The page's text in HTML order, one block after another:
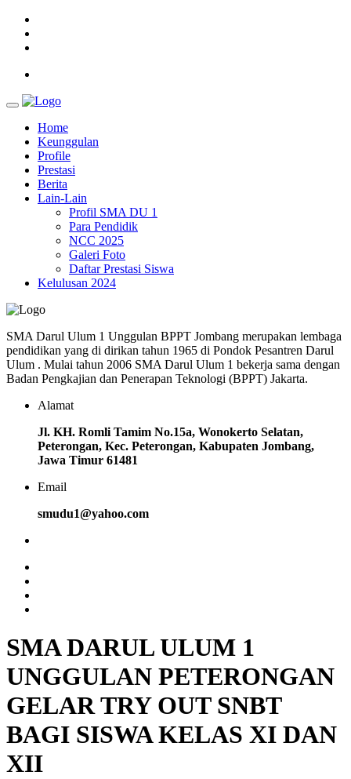
Home
Keunggulan
Profile
Prestasi
Berita
Lain-Lain
Profil SMA DU 1
Para Pendidik
NCC 2025
Galeri Foto
Daftar Prestasi Siswa
Kelulusan 2024
SMA Darul Ulum 1 Unggulan BPPT Jombang merupakan lembaga
pendidikan yang di dirikan tahun 1965 di Pondok Pesantren Darul
Ulum . Mulai tahun 2006 SMA Darul Ulum 1 bekerja sama dengan
Badan Pengkajian dan Penerapan Teknologi (BPPT) Jakarta.
Alamat
Jl. KH. Romli Tamim No.15a, Wonokerto Selatan,
Peterongan, Kec. Peterongan, Kabupaten Jombang,
Jawa Timur 61481
Email
smudu1@yahoo.com
SMA DARUL ULUM 1
UNGGULAN PETERONGAN
GELAR TRY OUT SNBT
BAGI SISWA KELAS XI DAN
XII